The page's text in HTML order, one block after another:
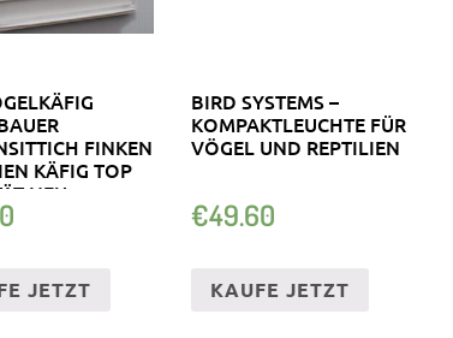
FINKEN
KÄFIG TOP
NEU
JETZT
BIRD SYSTEMS –
KOMPAKTLEUCHTE FÜR
VÖGEL UND REPTILIEN
€49.60
KAUFE JETZT